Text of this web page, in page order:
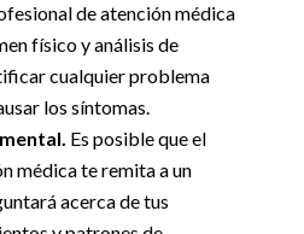
de atención médica
físico y análisis de
cualquier problema
los síntomas.
Es posible que el
médica te remita a un
acerca de tus